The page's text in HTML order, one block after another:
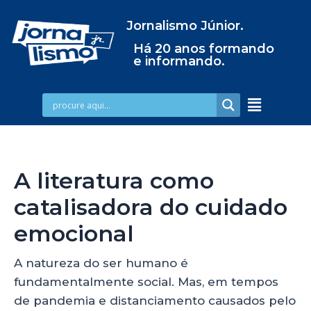
Jornalismo Júnior.
Há 20 anos formando
e informando.
A literatura como
catalisadora do cuidado
emocional
A natureza do ser humano é
fundamentalmente social. Mas, em tempos
de pandemia e distanciamento causados pelo